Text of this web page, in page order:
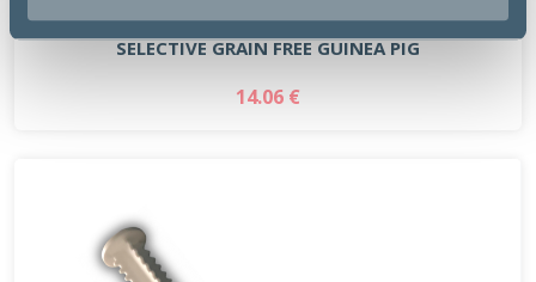
SELECTIVE GRAIN FREE GUINEA PIG
14.06 €